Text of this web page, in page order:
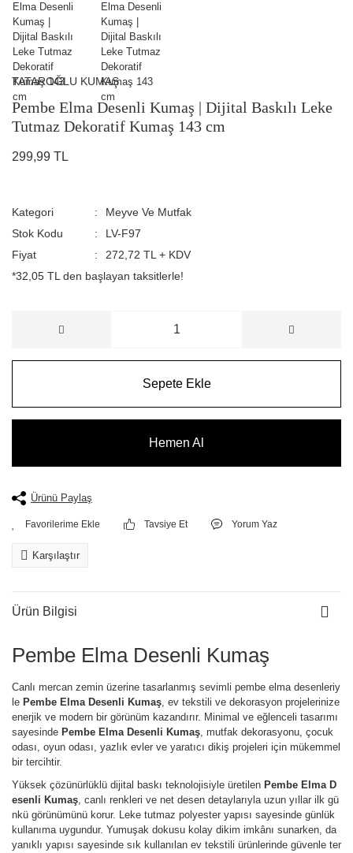
TATAROĞLU KUMAŞ
Pembe Elma Desenli Kumaş | Dijital Baskılı Leke
Tutmaz Dekoratif Kumaş 143 cm
299,99 TL
Kategori
Meyve Ve Mutfak
Stok Kodu
LV-F97
Fiyat
272,72 TL + KDV
*32,05 TL den başlayan taksitlerle!
Sepete Ekle
Hemen Al
Ürünü Paylaş
Tavsiye Et Yorum Yaz
Karşılaştır
Ürün Bilgisi
Pembe Elma Desenli Kumaş
Canlı mercan zemin üzerine tasarlanmış sevimli pembe elma desenleriy
le Pembe Elma Desenli Kumaş, ev tekstili ve dekorasyon projelerinize
enerjik ve modern bir görünüm kazandırır. Minimal ve eğlenceli tasarımı
sayesinde Pembe Elma Desenli Kumaş, mutfak dekorasyonu, çocuk
odası, oyun odası, yazlık evler ve yaratıcı dikiş projeleri için mükemmel
bir tercihtir.
Yüksek çözünürlüklü dijital baskı teknolojisiyle üretilen Pembe Elma D
esenli Kumaş, canlı renkleri ve net desen detaylarıyla uzun yıllar ilk gü
nkü görünümünü korur. Leke tutmaz polyester yapısı sayesinde günlük
kullanıma uygundur. Yumuşak dokusu kolay dikim imkânı sunarken, da
yanıklı yapısı sayesinde sık kullanılan ev tekstili ürünlerinde güvenle ter